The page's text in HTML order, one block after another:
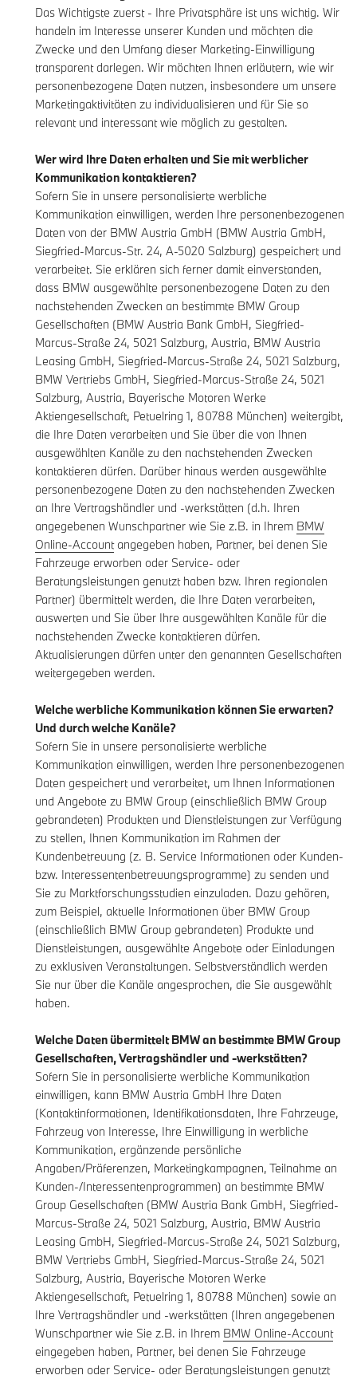
Das Wichtigste zuerst - Ihre Privatsphäre ist uns wichtig. Wir
handeln im Interesse unserer Kunden und möchten die
Zwecke und den Umfang dieser Marketing-Einwilligung
transparent darlegen. Wir möchten Ihnen erläutern, wie wir
personenbezogene Daten nutzen, insbesondere um unsere
Marketingaktivitäten zu individualisieren und für Sie so
relevant und interessant wie möglich zu gestalten.
Wer wird Ihre Daten erhalten und Sie mit werblicher
Kommunikation kontaktieren?
Sofern Sie in unsere personalisierte werbliche
Kommunikation einwilligen, werden Ihre personenbezogenen
Daten von der BMW Austria GmbH (BMW Austria GmbH,
Siegfried-Marcus-Str. 24, A-5020 Salzburg) gespeichert und
verarbeitet. Sie erklären sich ferner damit einverstanden,
dass BMW ausgewählte personenbezogene Daten zu den
nachstehenden Zwecken an bestimmte BMW Group
Gesellschaften (BMW Austria Bank GmbH, Siegfried-
Marcus-Straße 24, 5021 Salzburg, Austria, BMW Austria
Leasing GmbH, Siegfried-Marcus-Straße 24, 5021 Salzburg,
BMW Vertriebs GmbH, Siegfried-Marcus-Straße 24, 5021
Salzburg, Austria, Bayerische Motoren Werke
Aktiengesellschaft, Petuelring 1, 80788 München) weitergibt,
die Ihre Daten verarbeiten und Sie über die von Ihnen
ausgewählten Kanäle zu den nachstehenden Zwecken
kontaktieren dürfen. Darüber hinaus werden ausgewählte
personenbezogene Daten zu den nachstehenden Zwecken
an Ihre Vertragshändler und -werkstätten (d.h. Ihren
angegebenen Wunschpartner wie Sie z.B. in Ihrem BMW
Online-Accountangegeben haben, Partner, bei denen Sie
Fahrzeuge erworben oder Service- oder
Beratungsleistungen genutzt haben bzw. Ihren regionalen
Partner) übermittelt werden, die Ihre Daten verarbeiten,
auswerten und Sie über Ihre ausgewählten Kanäle für die
nachstehenden Zwecke kontaktieren dürfen.
Aktualisierungen dürfen unter den genannten Gesellschaften
weitergegeben werden.
Welche werbliche Kommunikation können Sie erwarten?
Und durch welche Kanäle?
Sofern Sie in unsere personalisierte werbliche
Kommunikation einwilligen, werden Ihre personenbezogenen
Daten gespeichert und verarbeitet, um Ihnen Informationen
und Angebote zu BMW Group (einschließlich BMW Group
gebrandeten) Produkten und Dienstleistungen zur Verfügung
zu stellen, Ihnen Kommunikation im Rahmen der
Kundenbetreuung (z. B. Service Informationen oder Kunden-
bzw. Interessentenbetreuungsprogramme) zu senden und
Sie zu Marktforschungsstudien einzuladen. Dazu gehören,
zum Beispiel, aktuelle Informationen über BMW Group
(einschließlich BMW Group gebrandeten) Produkte und
Dienstleistungen, ausgewählte Angebote oder Einladungen
zu exklusiven Veranstaltungen. Selbstverständlich werden
Sie nur über die Kanäle angesprochen, die Sie ausgewählt
haben.
Welche Daten übermittelt BMW an bestimmte BMW Group
Gesellschaften, Vertragshändler und -werkstätten?
Sofern Sie in personalisierte werbliche Kommunikation
einwilligen, kann BMW Austria GmbH Ihre Daten
(Kontaktinformationen, Identifikationsdaten, Ihre Fahrzeuge,
Fahrzeug von Interesse, Ihre Einwilligung in werbliche
Kommunikation, ergänzende persönliche
Angaben/Präferenzen, Marketingkampagnen, Teilnahme an
Kunden-/Interessentenprogrammen) an bestimmte BMW
Group Gesellschaften (BMW Austria Bank GmbH, Siegfried-
Marcus-Straße 24, 5021 Salzburg, Austria, BMW Austria
Leasing GmbH, Siegfried-Marcus-Straße 24, 5021 Salzburg,
BMW Vertriebs GmbH, Siegfried-Marcus-Straße 24, 5021
Salzburg, Austria, Bayerische Motoren Werke
Aktiengesellschaft, Petuelring 1, 80788 München) sowie an
Ihre Vertragshändler und -werkstätten (Ihren angegebenen
Wunschpartner wie Sie z.B. in Ihrem BMW Online-Account
eingegeben haben, Partner, bei denen Sie Fahrzeuge
erworben oder Service- oder Beratungsleistungen genutzt